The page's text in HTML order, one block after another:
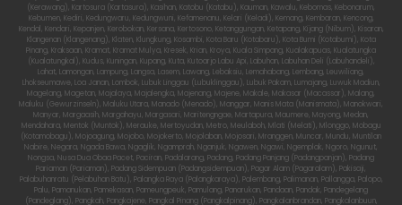
(Kerawang), Kartosura (Kartasura), Kasihan, Katobu (Katabu), Kauman, Kawalu, Kebomas, Kebonarum,
Kebumen, Kediri, Kedungwaru, Kedungwuni, Kefamenanu, Kelari (Keladi), Kemang, Kembaran, Kencong,
Kendal, Kendari, Kepanjen, Kerobokan, Kersana, Kertosono, Ketanggungan, Ketapang, Kijang (Nibum), Kisaran,
Klangenan (Klangenang), Klaten, Klungkung, Kosambi, Kota Baru (Kotabaru), Kota Bumi (Kotabumi), Kota
Pinang, Kraksaan, Kramat, Kramat Mulya, Kresek, Krian, Kroya, Kuala Simpang, Kualakapuas, Kualatungka
(Kualatungkal), Kudus, Kuningan, Kupang, Kuta, Kutoarjo Labu Api, Labuhan, Labuhan Deli (Labuhandeli),
Lahat, Lamongan, Lampung, Langsa, Lasem, Lawang, Lebaksiu, Lemahabang, Lembang, Leuwiliang,
Lhokseumawe, Loa Janan, Lombok, Lubuk Linggau (Lubuklinggau), Lubuk Pakam, Lumajang, Luwuk Madiun,
Magelang, Magetan, Majalaya, Majalengka, Majenang, Majene, Makale, Makasar (Macassar), Malang,
Maluku (Gewurzinseln), Maluku Utara, Manado (Menado), Manggar, Manis Mata (Manismata), Manokwari,
Manyar, Margaasih, Margahayu, Margasari, Maritengngae, Martapura, Maumere, Mayong, Medan,
Mendahara, Mentok (Muntok), Merauke, Mertoyudan, Metro, Meulaboh, Mlati (Melati), Mlonggo, Mobagu
(Kotamobagu), Mojoagung, Mojobo, Mojokerto, Mojolaban, Mojosari, Mranggen, Muncar, Mundu, Muntilan
Nabire, Negara, Ngada Bawa, Ngaglik, Ngamprah, Nganjuk, Ngawen, Ngawi, Ngemplak, Ngoro, Ngunut,
Nongsa, Nusa Dua Obaa Pacet, Paciran, Padalarang, Padang, Padang Panjang (Padangpanjan), Padang
Pariaman (Pariaman), Padang Sidempuan (Padangsidempuan), Pagar Alam (Pagaralam), Pakisaji,
Palabuhanratu (Pelabuhan Batu), Palangka Raya (Palangkaraya), Palembang, Palimanan, Pallangga, Palopo,
Palu, Pamanukan, Pamekasan, Pameungpeuk, Pamulang, Panarukan, Pandaan, Pandak, Pandegelang
(Pandeglang), Pangkah, Pangkajene, Pangkal Pinang (Pangkalpinang), Pangkalanbrandan, Pangkalanbuun,